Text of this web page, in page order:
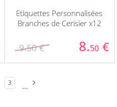
Etiquettes Personnalisées
Branches de Cerisier x12
9.50 € 8.50 €
3 ...